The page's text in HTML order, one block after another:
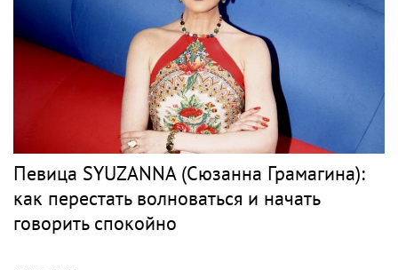
БУТМАН